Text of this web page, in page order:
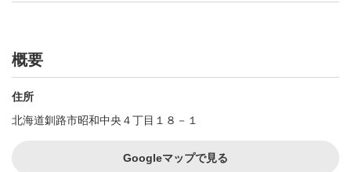
概要
住所
北海道釧路市昭和中央４丁目１８－１
Googleマップで見る